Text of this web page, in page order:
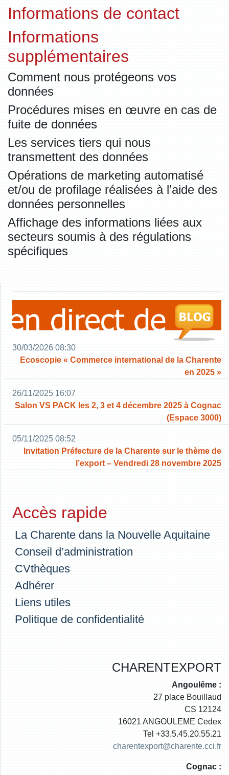
Informations de contact
Informations
supplémentaires
Comment nous protégeons vos
données
Procédures mises en œuvre en cas de
fuite de données
Les services tiers qui nous
transmettent des données
Opérations de marketing automatisé
et/ou de profilage réalisées à l’aide des
données personnelles
Affichage des informations liées aux
secteurs soumis à des régulations
spécifiques
30/03/2026 08:30
Ecoscopie « Commerce international de la Charente
en 2025 »
26/11/2025 16:07
Salon VS PACK les 2, 3 et 4 décembre 2025 à Cognac
(Espace 3000)
05/11/2025 08:52
Invitation Préfecture de la Charente sur le thème de
l’export – Vendredi 28 novembre 2025
Accès rapide
La Charente dans la Nouvelle Aquitaine
Conseil d’administration
CVthèques
Adhérer
Liens utiles
Politique de confidentialité
CHARENTEXPORT
Angoulême :
27 place Bouillaud
CS 12124
16021 ANGOULEME Cedex
Tel +33.5.45.20.55.21
charentexport@charente.cci.fr
Cognac :